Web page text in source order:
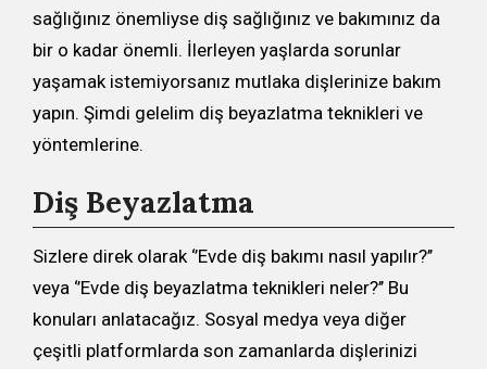
sağlığınız önemliyse diş sağlığınız ve bakımınız da
bir o kadar önemli. İlerleyen yaşlarda sorunlar
yaşamak istemiyorsanız mutlaka dişlerinize bakım
yapın. Şimdi gelelim diş beyazlatma teknikleri ve
yöntemlerine.
Diş Beyazlatma
Sizlere direk olarak ‘’Evde diş bakımı nasıl yapılır?’’
veya ‘’Evde diş beyazlatma teknikleri neler?’’ Bu
konuları anlatacağız. Sosyal medya veya diğer
çeşitli platformlarda son zamanlarda dişlerinizi